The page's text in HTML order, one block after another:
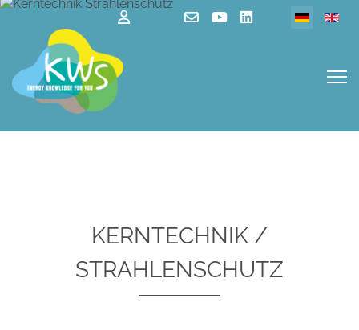
Sprache
KERNTECHNIK /
STRAHLENSCHUTZ